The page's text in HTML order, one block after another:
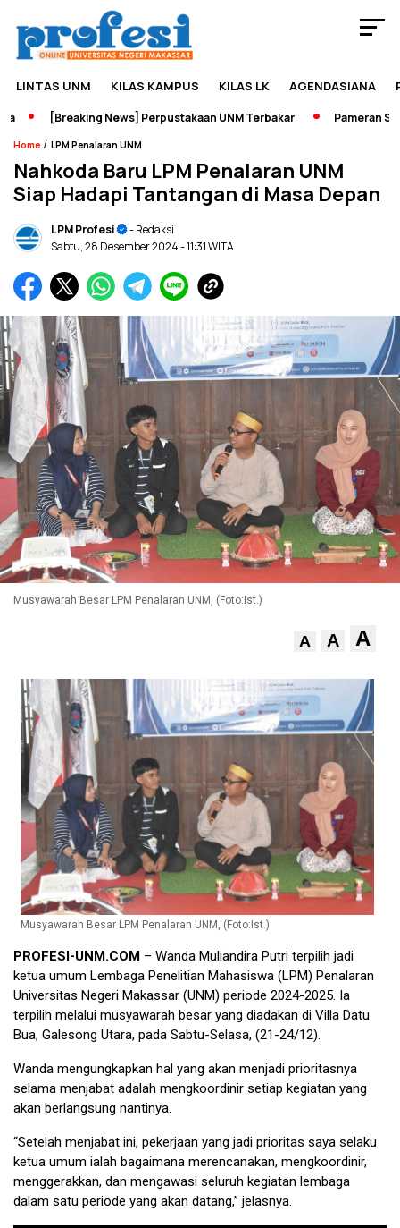
LINTAS UNM KILAS KAMPUS KILAS LK AGENDASIANA
[Breaking News] Perpustakaan UNM Terbakar Pameran
Home / LPM Penalaran UNM
Nahkoda Baru LPM Penalaran UNM
Siap Hadapi Tantangan di Masa Depan
LPM Profesi
- Redaksi
Sabtu, 28 Desember 2024- 11:31 WITA
Musyawarah Besar LPM Penalaran UNM, (Foto:Ist.)
A A A
Musyawarah Besar LPM Penalaran UNM, (Foto:Ist.)
PROFESI-UNM.COM – Wanda Muliandira Putri terpilih jadi
ketua umum Lembaga Penelitian Mahasiswa (LPM) Penalaran
Universitas Negeri Makassar (UNM) periode 2024-2025. Ia
terpilih melalui musyawarah besar yang diadakan di Villa Datu
Bua, Galesong Utara, pada Sabtu-Selasa, (21-24/12).
Wanda mengungkapkan hal yang akan menjadi prioritasnya
selama menjabat adalah mengkoordinir setiap kegiatan yang
akan berlangsung nantinya.
“Setelah menjabat ini, pekerjaan yang jadi prioritas saya selaku
ketua umum ialah bagaimana merencanakan, mengkoordinir,
menggerakkan, dan mengawasi seluruh kegiatan lembaga
dalam satu periode yang akan datang,” jelasnya.